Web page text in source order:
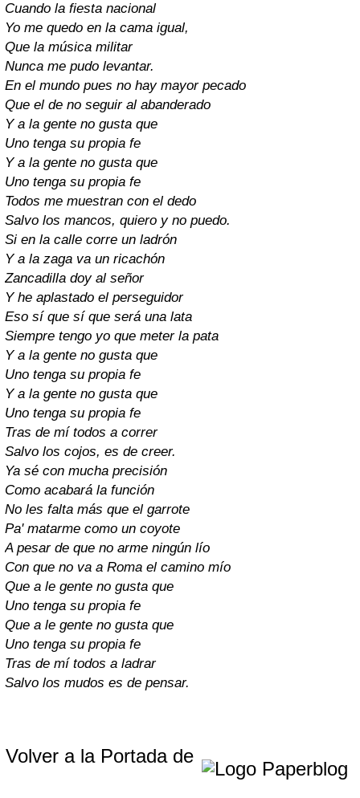
Cuando la fiesta nacional
Yo me quedo en la cama igual,
Que la música militar
Nunca me pudo levantar.
En el mundo pues no hay mayor pecado
Que el de no seguir al abanderado
Y a la gente no gusta que
Uno tenga su propia fe
Y a la gente no gusta que
Uno tenga su propia fe
Todos me muestran con el dedo
Salvo los mancos, quiero y no puedo.
Si en la calle corre un ladrón
Y a la zaga va un ricachón
Zancadilla doy al señor
Y he aplastado el perseguidor
Eso sí que sí que será una lata
Siempre tengo yo que meter la pata
Y a la gente no gusta que
Uno tenga su propia fe
Y a la gente no gusta que
Uno tenga su propia fe
Tras de mí todos a correr
Salvo los cojos, es de creer.
Ya sé con mucha precisión
Como acabará la función
No les falta más que el garrote
Pa' matarme como un coyote
A pesar de que no arme ningún lío
Con que no va a Roma el camino mío
Que a le gente no gusta que
Uno tenga su propia fe
Que a le gente no gusta que
Uno tenga su propia fe
Tras de mí todos a ladrar
Salvo los mudos es de pensar.
Volver a la Portada de